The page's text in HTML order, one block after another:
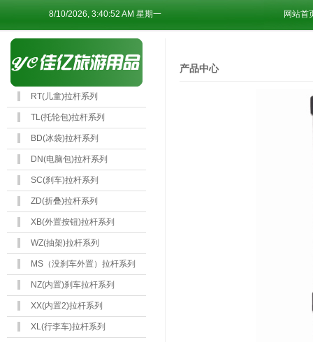
8/10/2026, 3:40:52 AM 星期一 网站首
RT(儿童)拉杆系列
TL(托轮包)拉杆系列
BD(冰袋)拉杆系列
DN(电脑包)拉杆系列
SC(刹车)拉杆系列
ZD(折叠)拉杆系列
XB(外置按钮)拉杆系列
WZ(抽架)拉杆系列
MS（没刹车外置）拉杆系列
NZ(内置)刹车拉杆系列
XX(内置2)拉杆系列
XL(行李车)拉杆系列
产品中心